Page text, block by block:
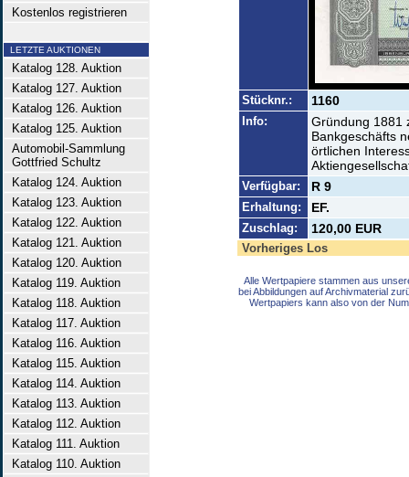
Kostenlos registrieren
LETZTE AUKTIONEN
Katalog 128. Auktion
Katalog 127. Auktion
Katalog 126. Auktion
Katalog 125. Auktion
Automobil-Sammlung
Gottfried Schultz
Katalog 124. Auktion
Katalog 123. Auktion
Katalog 122. Auktion
Katalog 121. Auktion
Katalog 120. Auktion
Katalog 119. Auktion
Katalog 118. Auktion
Katalog 117. Auktion
Katalog 116. Auktion
Katalog 115. Auktion
Katalog 114. Auktion
Katalog 113. Auktion
Katalog 112. Auktion
Katalog 111. Auktion
Katalog 110. Auktion
Stücknr.: 1160
Info:
Gründung 1881
Bankgeschäfts
örtlichen
Verfügbar: R 9
Erhaltung: EF.
Zuschlag: 120,00 EUR
Vorheriges Los
Alle Wertpapiere stammen aus
bei Abbildungen auf Archivmaterial
Wertpapiers kann also von der